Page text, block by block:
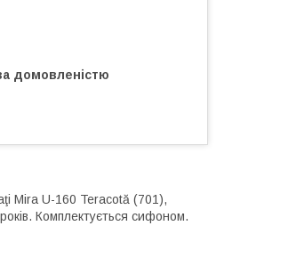
домовленістю
Mira U-160 Teracotă (701),
Комплектується сифоном.